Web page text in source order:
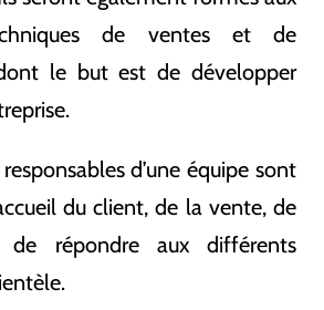
de ventes et de
le but est de développer
d’une équipe sont
du client, de la vente, de
de répondre aux différents